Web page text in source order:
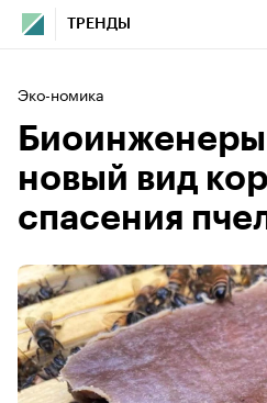
ТРЕНДЫ
Эко-номика
новый вид
спасения